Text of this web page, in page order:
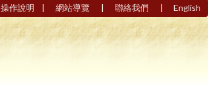
操作說明 | 網站導覽 | 聯絡我們 | English